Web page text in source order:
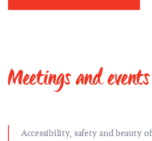
Meetings and events
Accessibility, safety and beauty